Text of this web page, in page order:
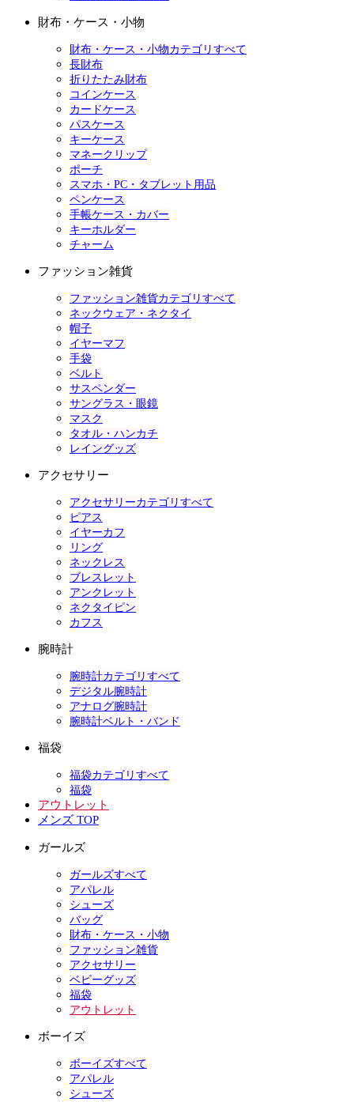
財布・ケース・小物
財布・ケース・小物カテゴリすべて
長財布
折りたたみ財布
コインケース
カードケース
パスケース
キーケース
マネークリップ
ポーチ
スマホ・PC・タブレット用品
ペンケース
手帳ケース・カバー
キーホルダー
チャーム
ファッション雑貨
ファッション雑貨カテゴリすべて
ネックウェア・ネクタイ
帽子
イヤーマフ
手袋
ベルト
サスペンダー
サングラス・眼鏡
マスク
タオル・ハンカチ
レイングッズ
アクセサリー
アクセサリーカテゴリすべて
ピアス
イヤーカフ
リング
ネックレス
ブレスレット
アンクレット
ネクタイピン
カフス
腕時計
腕時計カテゴリすべて
デジタル腕時計
アナログ腕時計
腕時計ベルト・バンド
福袋
福袋カテゴリすべて
福袋
アウトレット
メンズ TOP
ガールズ
ガールズすべて
アパレル
シューズ
バッグ
財布・ケース・小物
ファッション雑貨
アクセサリー
ベビーグッズ
福袋
アウトレット
ボーイズ
ボーイズすべて
アパレル
シューズ